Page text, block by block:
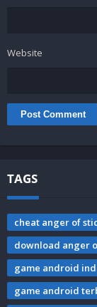
Website
TAGS
cheat anger of
download anger
game android
game android